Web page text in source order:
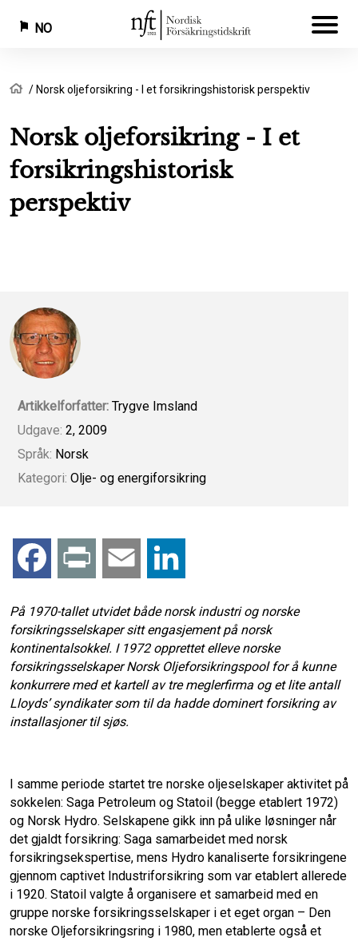
Hopp
hovedinnhold
NO
Navigasjonssti
Hjem
Norsk oljeforsikring - I et forsikringshistorisk perspektiv
Norsk oljeforsikring - I et
forsikringshistorisk
perspektiv
Artikkelforfatter: Trygve Imsland
Udgave: 2, 2009
Språk: Norsk
Kategori: Olje- og energiforsikring
c
e
b
o
k
i
n
t
a
i
n
k
e
I
n
På 1970-tallet utvidet både norsk industri og norske
forsikringsselskaper sitt engasjement på norsk
kontinentalsokkel. I 1972 opprettet elleve norske
forsikringsselskaper Norsk Oljeforsikringspool for å kunne
konkurrere med et kartell av tre meglerfirma og et lite antall
Lloyds’ syndikater som til da hadde dominert forsikring av
installasjoner til sjøs.
I samme periode startet tre norske oljeselskaper aktivitet på
sokkelen: Saga Petroleum og Statoil (begge etablert 1972)
og Norsk Hydro. Selskapene gikk inn på ulike løsninger når
det gjaldt forsikring: Saga samarbeidet med norsk
forsikringsekspertise, mens Hydro kanaliserte forsikringene
gjennom captivet Industriforsikring som var etablert allerede
i 1920. Statoil valgte å organisere et samarbeid med en
gruppe norske forsikringsselskaper i et eget organ – Den
norske Oljeforsikringsring i 1980, men etablerte også et